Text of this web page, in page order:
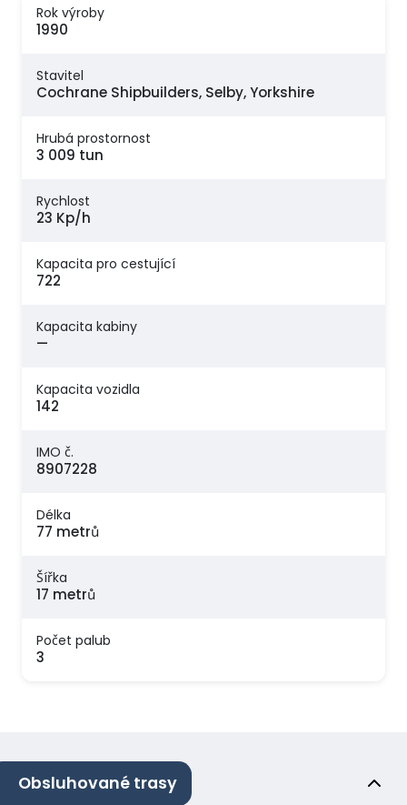
Rok výroby
1990
Stavitel
Cochrane Shipbuilders, Selby, Yorkshire
Hrubá prostornost
3 009 tun
Rychlost
23 Kp/h
Kapacita pro cestující
722
Kapacita kabiny
—
Kapacita vozidla
142
IMO č.
8907228
Délka
77 metrů
Šířka
17 metrů
Počet palub
3
Obsluhované trasy